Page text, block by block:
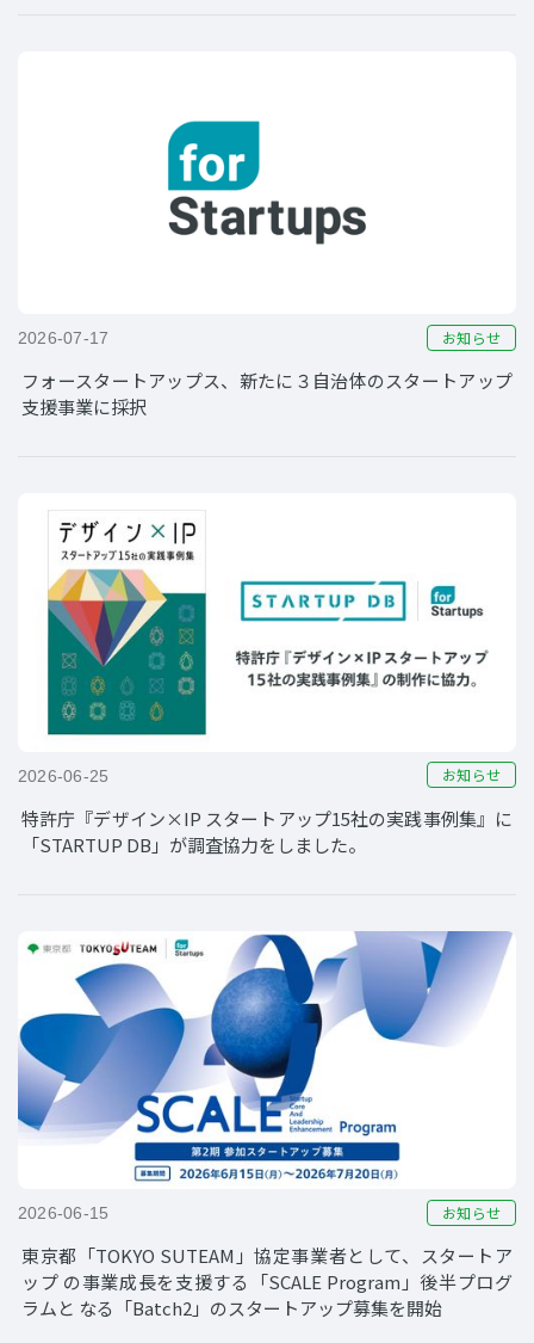
2026-07-17 お知らせ
フォースタートアップス、新たに３自治体のスタートアップ
支援事業に採択
2026-06-25 お知らせ
特許庁『デザイン×IP スタートアップ15社の実践事例集』に
「STARTUP DB」が調査協力をしました。
2026-06-15 お知らせ
東京都「TOKYO SUTEAM」協定事業者として、スタートア
ップ の事業成長を支援する「SCALE Program」後半プログ
ラムと なる「Batch2」のスタートアップ募集を開始